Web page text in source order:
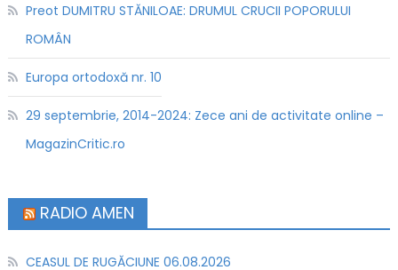
Preot DUMITRU STĂNILOAE: DRUMUL CRUCII POPORULUI
ROMÂN
Europa ortodoxă nr. 10
29 septembrie, 2014-2024: Zece ani de activitate online –
MagazinCritic.ro
RADIO AMEN
CEASUL DE RUGĂCIUNE 06.08.2026